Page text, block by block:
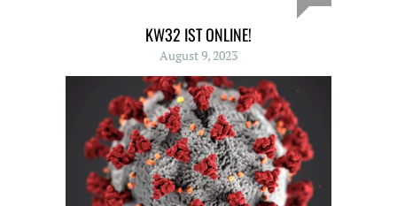
KW32 IST ONLINE!
August 9, 2023